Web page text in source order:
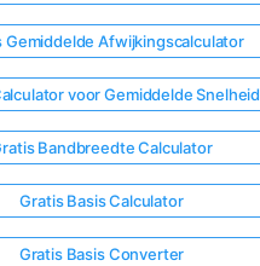
Gemiddelde Afwijkingscalculator
voor Gemiddelde Snelheid
Bandbreedte Calculator
Gratis Basis Calculator
Gratis Basis Converter